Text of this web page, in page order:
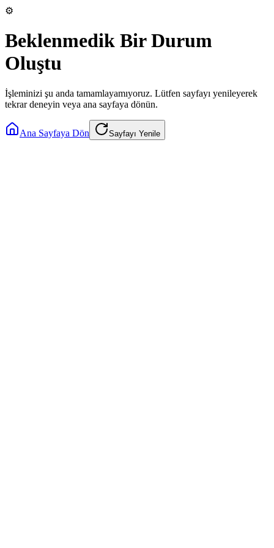
⚙️
Beklenmedik Bir Durum
Oluştu
İşleminizi şu anda tamamlayamıyoruz. Lütfen sayfayı yenileyerek
tekrar deneyin veya ana sayfaya dönün.
Ana Sayfaya Dön Sayfayı Yenile